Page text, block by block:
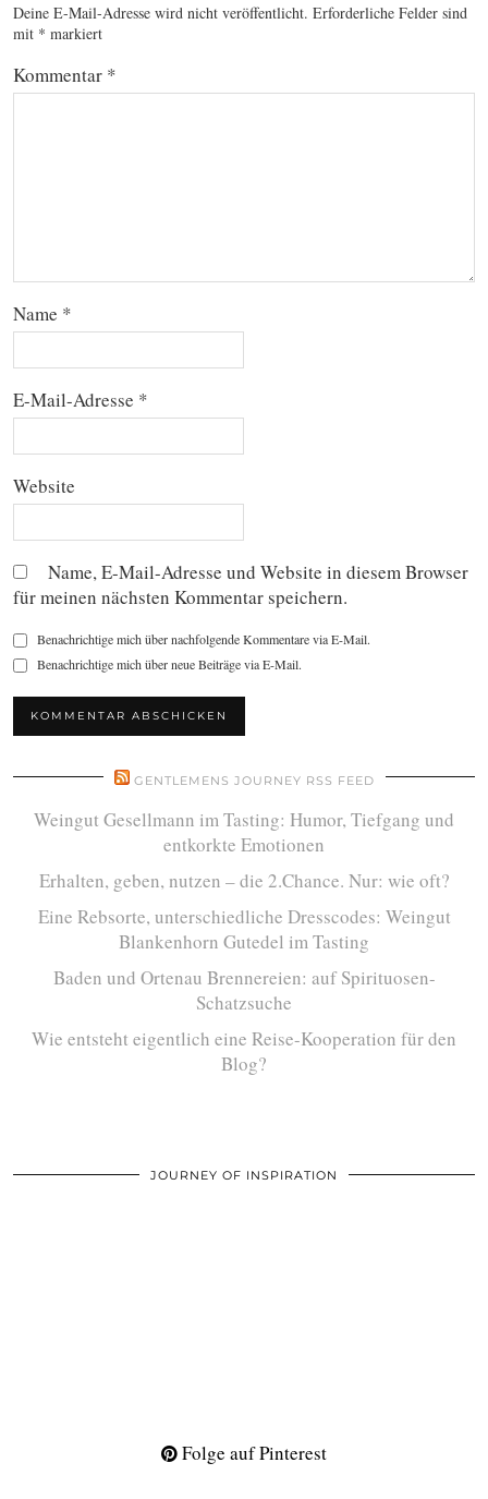
Deine E-Mail-Adresse wird nicht veröffentlicht. Erforderliche Felder sind
mit * markiert
Kommentar *
Name *
E-Mail-Adresse *
Website
Name, E-Mail-Adresse und Website in diesem Browser
für meinen nächsten Kommentar speichern.
Benachrichtige mich über nachfolgende Kommentare via E-Mail.
Benachrichtige mich über neue Beiträge via E-Mail.
GENTLEMENS JOURNEY RSS FEED
Weingut Gesellmann im Tasting: Humor, Tiefgang und
entkorkte Emotionen
Erhalten, geben, nutzen – die 2.Chance. Nur: wie oft?
Eine Rebsorte, unterschiedliche Dresscodes: Weingut
Blankenhorn Gutedel im Tasting
Baden und Ortenau Brennereien: auf Spirituosen-
Schatzsuche
Wie entsteht eigentlich eine Reise-Kooperation für den
Blog?
JOURNEY OF INSPIRATION
Folge auf Pinterest